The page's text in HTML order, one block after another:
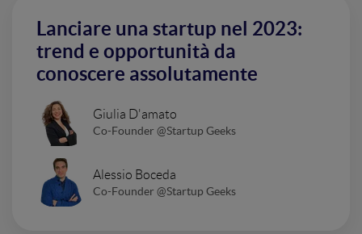
Lanciare una startup nel 2023:
trend e opportunità da
conoscere assolutamente
Giulia D'amato
Co-Founder @Startup Geeks
Alessio Boceda
Co-Founder @Startup Geeks